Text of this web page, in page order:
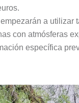
a utilizar
con atmósferas
específica